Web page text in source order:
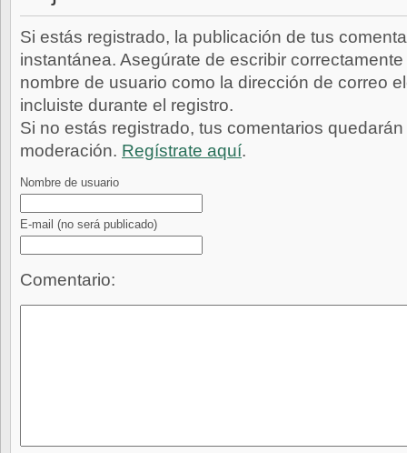
Si estás registrado, la publicación de tus
instantánea. Asegúrate de escribir
nombre de usuario como la dirección de correo
incluiste durante el registro.
Si no estás registrado, tus comentarios
moderación. Regístrate aquí.
Nombre de usuario
E-mail (no será publicado)
Comentario: